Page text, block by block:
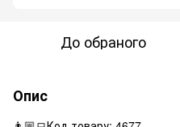
До обраного
Опис